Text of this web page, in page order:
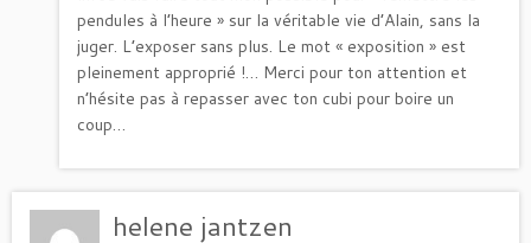
pendules à l’heure » sur la véritable vie d’Alain, sans la
juger. L’exposer sans plus. Le mot « exposition » est
pleinement approprié !… Merci pour ton attention et
n’hésite pas à repasser avec ton cubi pour boire un
coup…
helene jantzen